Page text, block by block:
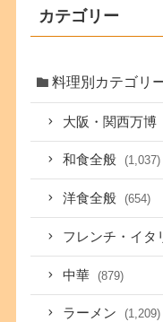
カテゴリー
料理別カテゴリ
大阪・関西万博
和食全般 (1,037)
洋食全般 (654)
フレンチ・イタ
中華 (879)
ラーメン (1,209)